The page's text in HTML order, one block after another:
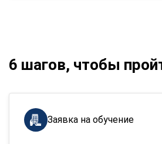
6 шагов, чтобы
Заявка на обучение